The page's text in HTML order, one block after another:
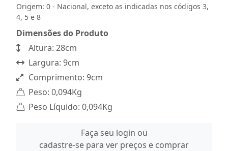
Origem: 0 - Nacional, exceto as indicadas nos códigos 3,
4, 5 e 8
Dimensões do Produto
Altura: 28cm
Largura: 9cm
Comprimento: 9cm
Peso: 0,094Kg
Peso Líquido: 0,094Kg
Faça seu login ou
cadastre-se para ver preços e comprar